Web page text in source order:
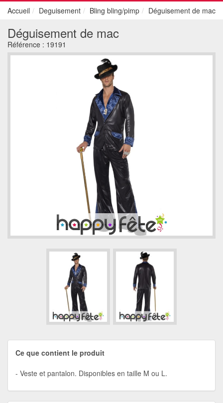
Accueil Deguisement Bling bling/pimp Déguisement de mac
Déguisement de mac
Référence : 19191
Ce que contient le produit
Veste et pantalon. Disponibles en taille M ou L.